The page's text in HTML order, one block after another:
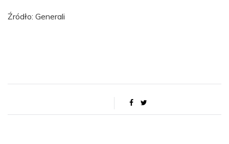
Źródło: Generali